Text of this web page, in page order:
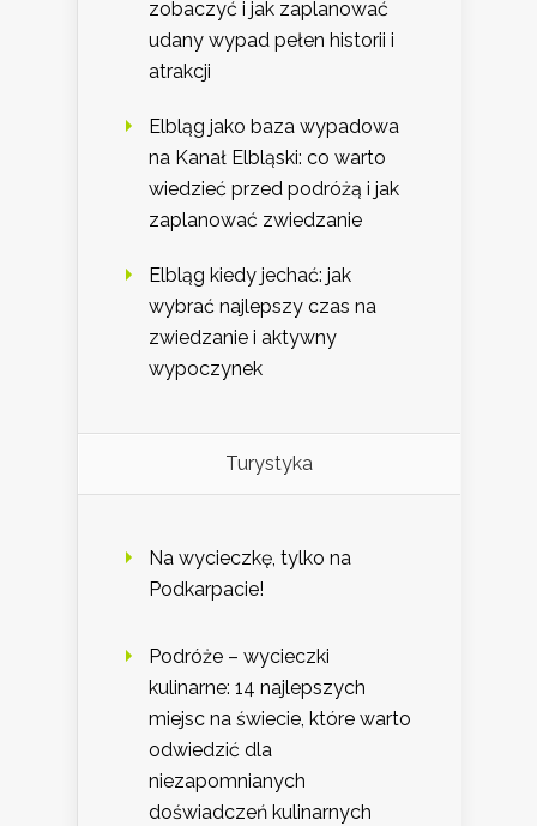
zobaczyć i jak zaplanować
udany wypad pełen historii i
atrakcji
Elbląg jako baza wypadowa
na Kanał Elbląski: co warto
wiedzieć przed podróżą i jak
zaplanować zwiedzanie
Elbląg kiedy jechać: jak
wybrać najlepszy czas na
zwiedzanie i aktywny
wypoczynek
Turystyka
Na wycieczkę, tylko na
Podkarpacie!
Podróże – wycieczki
kulinarne: 14 najlepszych
miejsc na świecie, które warto
odwiedzić dla
niezapomnianych
doświadczeń kulinarnych